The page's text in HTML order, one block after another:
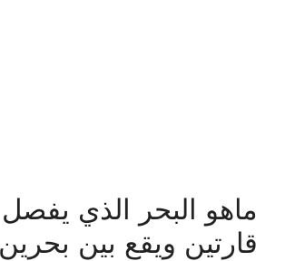
ماهو البحر الذي
قارتين ويقع بين بحرين